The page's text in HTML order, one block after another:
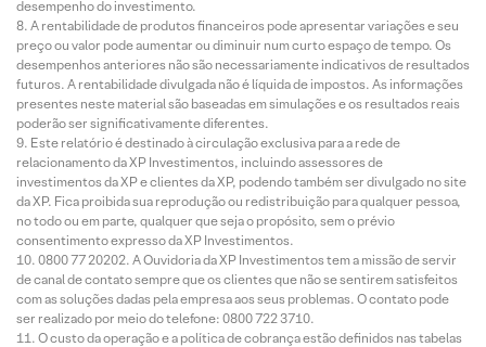
desempenho do investimento.
A rentabilidade de produtos financeiros pode apresentar variações e seu
preço ou valor pode aumentar ou diminuir num curto espaço de tempo. Os
desempenhos anteriores não são necessariamente indicativos de resultados
futuros. A rentabilidade divulgada não é líquida de impostos. As informações
presentes neste material são baseadas em simulações e os resultados reais
poderão ser significativamente diferentes.
Este relatório é destinado à circulação exclusiva para a rede de
relacionamento da XP Investimentos, incluindo assessores de
investimentos da XP e clientes da XP, podendo também ser divulgado no site
da XP. Fica proibida sua reprodução ou redistribuição para qualquer pessoa,
no todo ou em parte, qualquer que seja o propósito, sem o prévio
consentimento expresso da XP Investimentos.
0800 77 20202. A Ouvidoria da XP Investimentos tem a missão de servir
de canal de contato sempre que os clientes que não se sentirem satisfeitos
com as soluções dadas pela empresa aos seus problemas. O contato pode
ser realizado por meio do telefone: 0800 722 3710.
O custo da operação e a política de cobrança estão definidos nas tabelas